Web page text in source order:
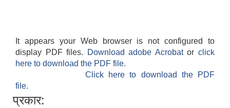
It appears your Web browser is not configured to
display PDF files.
Download adobe Acrobatorclick
here to download the PDF file.
Click here to download the PDF
file.
प्रकार: